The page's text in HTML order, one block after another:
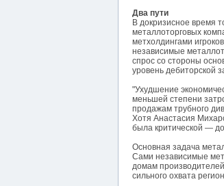
Два пути
В докризисное время
металлоторговых
метхолдингами
независимые
спрос со стороны
уровень дебиторской
"Ухудшение
меньшей степени
продажам трубного
Хотя Анастасия
была критической —
Основная задача
Сами независимые
домам
сильного охвата